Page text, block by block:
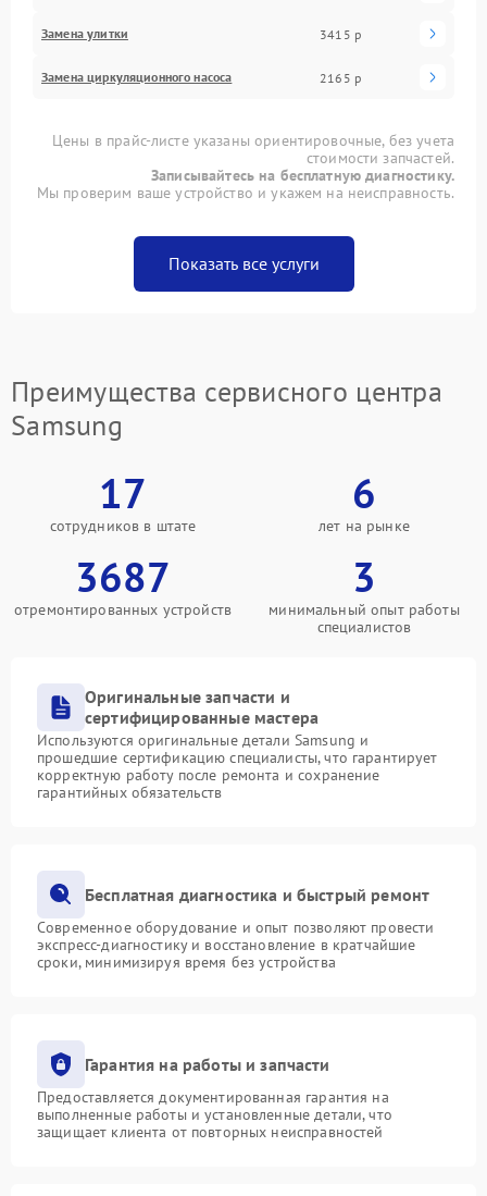
Замена улитки 3415 р
Замена циркуляционного насоса 2165 р
Цены в прайс-листе указаны ориентировочные, без учета
стоимости запчастей.
Записывайтесь на бесплатную диагностику.
Мы проверим ваше устройство и укажем на неисправность.
Показать все услуги
Преимущества сервисного центра
Samsung
17
сотрудников в штате
6
лет на рынке
3687
отремонтированных устройств
3
минимальный опыт работы
специалистов
Оригинальные запчасти и
сертифицированные мастера
Используются оригинальные детали Samsung и
прошедшие сертификацию специалисты, что гарантирует
корректную работу после ремонта и сохранение
гарантийных обязательств
Бесплатная диагностика и быстрый ремонт
Современное оборудование и опыт позволяют провести
экспресс-диагностику и восстановление в кратчайшие
сроки, минимизируя время без устройства
Гарантия на работы и запчасти
Предоставляется документированная гарантия на
выполненные работы и установленные детали, что
защищает клиента от повторных неисправностей